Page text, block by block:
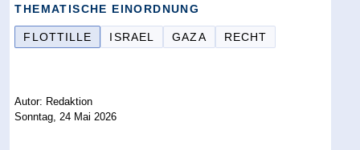
THEMATISCHE EINORDNUNG
FLOTTILLE ISRAEL GAZA RECHT
Autor: Redaktion
Sonntag, 24 Mai 2026